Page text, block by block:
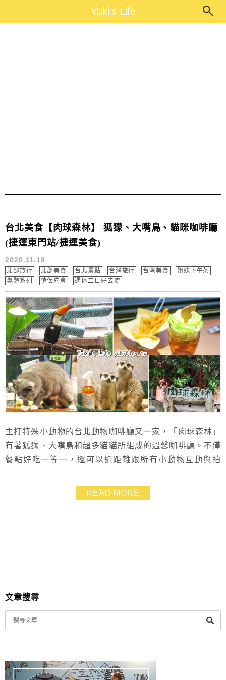
Yuki's LifeYuki's Life
台北美食【肉球森林】 狐獴、大嘴鳥、貓咪咖啡廳
(捷運東門站/捷運美食)
2020.11.18
北部旅行 北部美食 台北景點 台灣旅行 台灣美食
姐妹下午茶
專題系列
情侶約會 週休二日好去處
主打特殊小動物的台北動物咖啡廳又一家，「肉球森林」
有著狐獴、大嘴鳥和超多貓貓所組成的溫馨咖啡廳。不僅
餐點好吃一等一，還可以近距離跟所有小動物互動與拍
度，一天會有多場可以參加，若沒預約就是要現場候補
喔。 肉球公約》不開放 10歲兒童入場，還請各位家長要
READ MORE
文章搜尋